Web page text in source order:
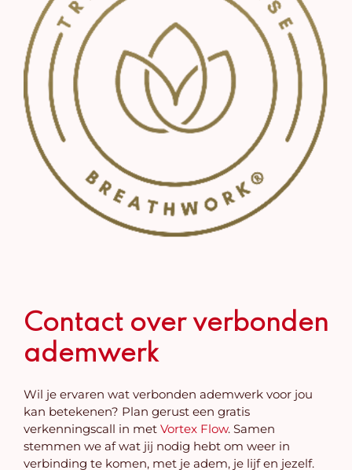
Contact over verbonden
ademwerk
Wil je ervaren wat verbonden ademwerk voor jou
kan betekenen? Plan gerust een gratis
verkenningscall in met Vortex Flow. Samen
stemmen we af wat jij nodig hebt om weer in
verbinding te komen, met je adem, je lijf en jezelf.